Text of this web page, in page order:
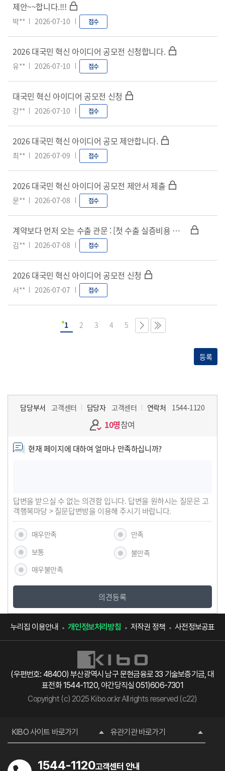
제안~~합니다.!!!
박** 2026-07-10 접수
2026 대국민 혁신 아이디어 공모전 신청합니다.
유** 2026-07-10 접수
대국민 혁신 아이디어 공모전 신청
강** 2026-07-10 접수
2026 대국민 혁신 아이디어 공모 제안합니다.
최** 2026-07-09 접수
2026 대국민 혁신 아이디어 공모전 제안서 제출
문** 2026-07-08 접수
계약보다 먼저 오는 수출 관문 : [첫 수출 실증비용 보증] 도입 제안
김** 2026-07-08 접수
2026 대국민 혁신 아이디어 공모전 신청
서** 2026-07-07 접수
1 2 3 4 5
등록
담당부서 고객센터 담당자 고객센터 연락처 1544-1120
10명참여
현재 페이지에 대하여 얼마나 만족하십니까?
답변을 받으실 수 없는 의견함 입니다. 답변을 원하시는 질문은 고
객행복마당 > 질문답변방을 이용해 주시기 바랍니다.
매우만족
만족
보통
불만족
매우불만족
의견등록
누리집 이용안내 개인정보처리방침 저작권 정책 사전정보공표
(우편번호: 48400) 부산광역시 남구 문현금융로 33 기술보증기금, 대
표전화 1544-1120, 야간당직실 051)606-7301
Copyright (c) 2025 Kibo.or.kr All rights reserved (c22)
KIBO 사이트 바로가기 유관기관 바로가기
1544-1120고객센터 안내